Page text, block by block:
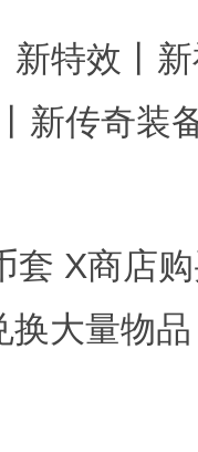
新特效丨
新传奇装
套 X商店
换大量物